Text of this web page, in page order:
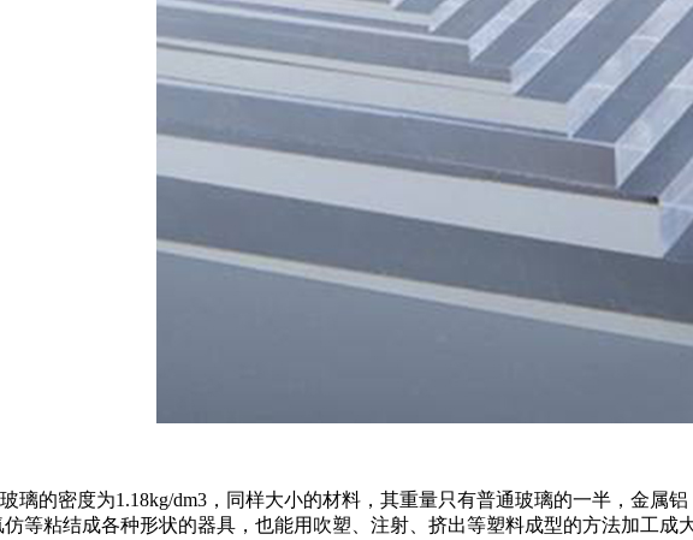
璃的密度为1.18kg/dm3，同样大小的材料，其重量只有普通玻璃的一半，金属
等粘结成各种形状的器具，也能用吹塑、注射、挤出等塑料成型的方法加工成